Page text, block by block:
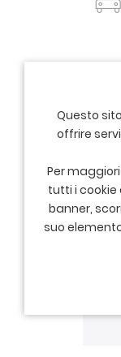
Questo
offrire
Per
tutti i cookie
banner,
suo